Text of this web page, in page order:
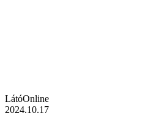
LátóOnline
2024.10.17